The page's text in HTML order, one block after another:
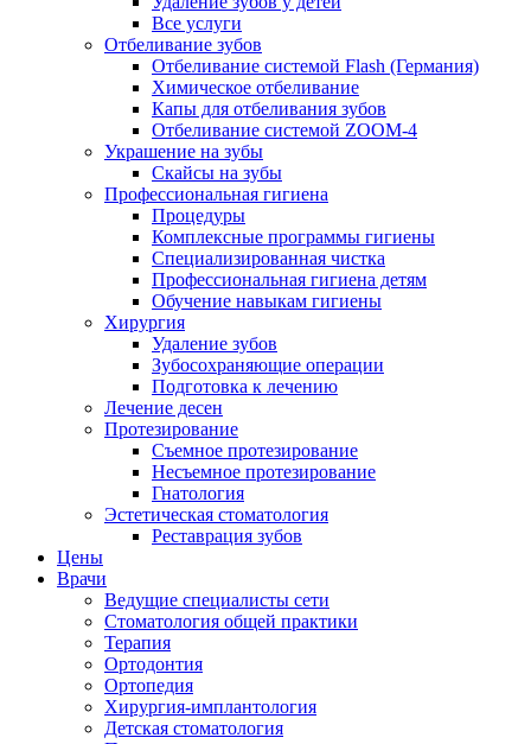
Все услуги
Отбеливание зубов
Отбеливание системой Flash (Германия)
Химическое отбеливание
Капы для отбеливания зубов
Отбеливание системой ZOOM-4
Украшение на зубы
Скайсы на зубы
Профессиональная гигиена
Процедуры
Комплексные программы гигиены
Специализированная чистка
Профессиональная гигиена детям
Обучение навыкам гигиены
Хирургия
Удаление зубов
Зубосохраняющие операции
Подготовка к лечению
Лечение десен
Протезирование
Съемное протезирование
Несъемное протезирование
Гнатология
Эстетическая стоматология
Реставрация зубов
Цены
Врачи
Ведущие специалисты сети
Стоматология общей практики
Терапия
Ортодонтия
Ортопедия
Хирургия-имплантология
Детская стоматология